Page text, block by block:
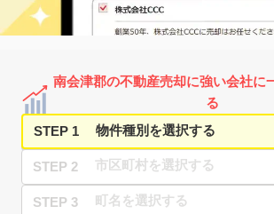
南会津郡の不動産売却に強い会社に
る
STEP 1
STEP 2
STEP 3